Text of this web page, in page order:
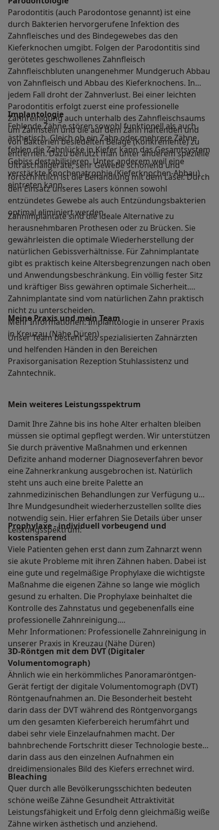
Parodontitis (auch Parodontose genannt) ist eine
durch Bakterien hervorgerufene Infektion des
Zahnfleisches und des Bindegewebes das den
Kieferknochen umgibt. Folgen der Parodontitis sind
gerötetes geschwollenes Zahnfleisch
Zahnfleischbluten unangenehmer Mundgeruch Abbau
von Zahnfleisch und Abbau des Kieferknochens. In
jedem Fall droht der Zahnverlust. Bei einer leichten
Parodontitis erfolgt zuerst eine professionelle
Zahnreinigung auch unterhalb des Zahnfleischsaums
um Zahnstein und die auf dem Zahn haftenden und
von Bakterien besiedelten Beläge (Konkremente) zu
entfernen. Dazu benutzt man unter anderem spezielle
Ultraschallgeräte; sehr Gewebe schonend und
fortschrittlich ist die Behandlung mit dem Laser. Durch
den Einsatz unseres Lasers können sowohl
entzündetes Gewebe als auch Entzündungsbakterien
optimal eliminiert werden.
Implantologie
Fehlende Zähne stören sowohl funktionell als auch
ästhetisch. Gleich ob ein Zahn oder mehrere Zähne
fehlen die Zahnlücke in Kiefer kann das Gesamtsystem
Gebiss destabilisieren. Unter anderem weil eine
verstärkte Knochenatrophie (Kieferknochen-Abbau)
eintreten kann.
Zahnimplantate sind die ideale Alternative zu
herausnehmbaren Prothesen oder zu Brücken. Sie
gewährleisten die optimale Wiederherstellung der
natürlichen Gebissverhältnisse. Für Zahnimplantate
gibt es praktisch keine Altersbegrenzungen nach oben
und Anwendungsbeschränkung. Ein völlig fester Sitz
und kräftiger Biss gewähren optimale Sicherheit.
Zahnimplantate sind vom natürlichen Zahn praktisch
nicht zu unterscheiden.
Mehr Informationen: Implantologie in unserer Praxis
in Kreuzau (Nähe Düren)
Meine Praxis und mein Team
Unser Team besteht aus spezialisierten Zahnärzten
und helfenden Händen in den Bereichen
Praxisorganisation Rezeption Stuhlassistenz und
Zahntechnik.
Mein weiteres Leistungs­spektrum
Damit Ihre Zähne bis ins hohe Alter erhalten bleiben
müssen sie optimal gepflegt werden. Wir unterstützen
Sie durch präventive Maßnahmen und erkennen
Defizite anhand moderner Diagnoseverfahren bevor
eine Zahnerkrankung ausgebrochen ist. Natürlich
steht uns auch eine breite Palette an
zahnmedizinischen Behandlungen zur Verfügung um
Ihre Mundgesundheit wiederherzustellen sollte dies
notwendig sein. Hier erfahren Sie Details über unser
Leistungsspektrum:
Prophylaxe - individuell vorbeugend und
kostensparend
Viele Patienten gehen erst dann zum Zahnarzt wenn
sie akute Probleme mit ihren Zähnen haben. Dabei ist
eine gute und regelmäßige Prophylaxe die wichtigste
Maßnahme die eigenen Zähne so lange wie möglich
gesund zu erhalten. Die Prophylaxe beinhaltet die
Kontrolle des Zahnstatus und gegebenenfalls eine
professionelle Zahnreinigung.
Mehr Informationen: Professionelle Zahnreinigung in
unserer Praxis in Kreuzau (Nähe Düren)
3D-Röntgen mit dem DVT (Digitaler
Volumentomograph)
Ähnlich wie ein herkömmliches Panoramaröntgen-
Gerät fertigt der digitale Volumentomograph (DVT)
Röntgenaufnahmen an. Die Besonderheit besteht
darin dass der DVT während des Röntgenvorgangs
um den gesamten Kieferbereich herumfährt und
dabei sehr viele Einzelaufnahmen macht. Der
bahnbrechende Fortschritt dieser Technologie besteht
darin dass aus den einzelnen Aufnahmen ein
dreidimensionales Bild des Kiefers errechnet wird.
Bleaching
Quer durch alle Bevölkerungsschichten bedeuten
schöne weiße Zähne Gesundheit Attraktivität
Leistungsfähigkeit und Erfolg denn gleichmäßig weiße
Zähne wirken ästhetisch und anziehend.